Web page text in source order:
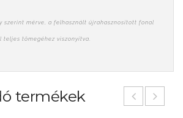
szerint mérve, a felhasznált újrahasznosított fonal
teljes tömegéhez viszonyítva.
termékek